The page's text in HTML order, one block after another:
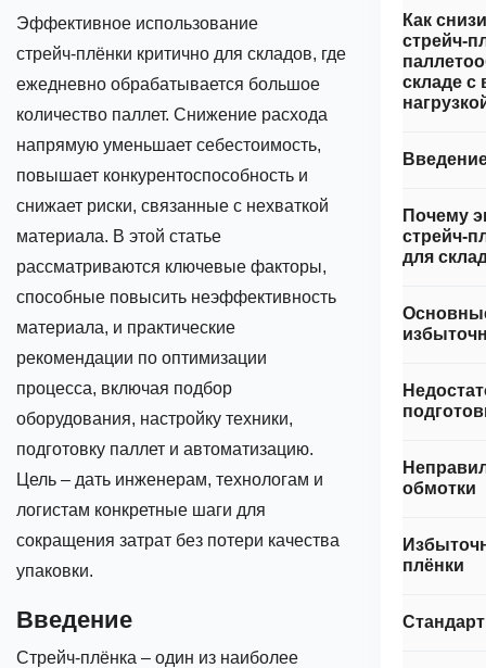
Эффективное использование
стрейч‑плёнки критично для складов, где
ежедневно обрабатывается большое
количество паллет. Снижение расхода
напрямую уменьшает себестоимость,
повышает конкурентоспособность и
снижает риски, связанные с нехваткой
материала. В этой статье
рассматриваются ключевые факторы,
способные повысить неэффективность
материала, и практические
рекомендации по оптимизации
процесса, включая подбор
оборудования, настройку техники,
подготовку паллет и автоматизацию.
Цель – дать инженерам, технологам и
логистам конкретные шаги для
сокращения затрат без потери качества
упаковки.
Введение
Стрейч‑плёнка – один из наиболее
Как
складе с
Почему
для
обмотки
плёнки